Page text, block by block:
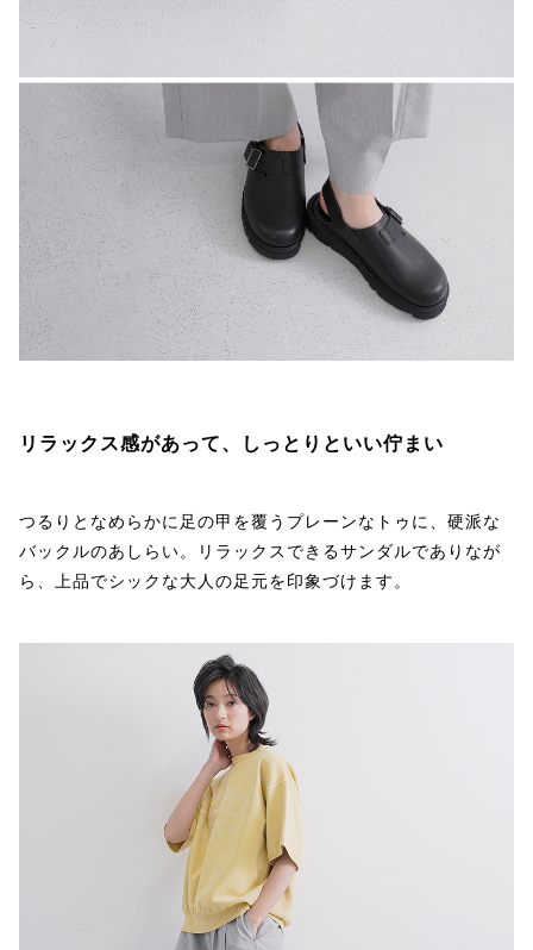
リラックス感があって、しっとりといい佇まい
つるりとなめらかに足の甲を覆うプレーンなトゥに、硬派な
バックルのあしらい。リラックスできるサンダルでありなが
ら、上品でシックな大人の足元を印象づけます。